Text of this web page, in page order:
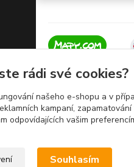
rádi své cookies?
našeho e-shopu a v
kampaní,
odpovídajících vašim
Souhlasím